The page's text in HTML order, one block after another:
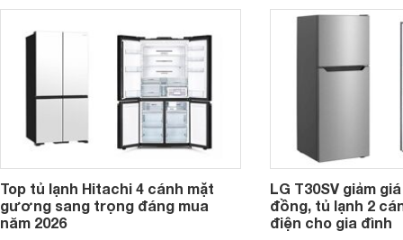
phân khúc khiến không ít người dùng
phải cân nhắc. Trên thị trường hiện
Top tủ lạnh Hitachi 4 cánh mặt
gương sang trọng đáng mua
năm 2026
LG T30SV giảm
đồng, tủ lạnh 2
điện cho gia đình